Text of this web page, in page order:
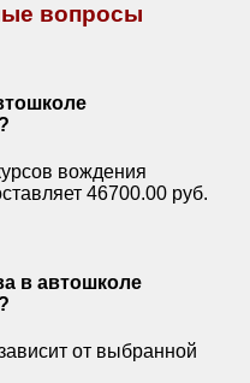
вопросы
вождения
46700.00 руб.
в автошколе
от выбранной